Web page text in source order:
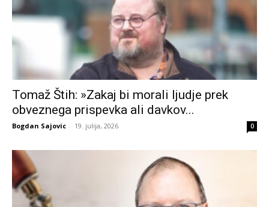
Tomaž Štih: »Zakaj bi morali ljudje prek
obveznega prispevka ali davkov...
Bogdan Sajovic - 19. julija, 2026 0